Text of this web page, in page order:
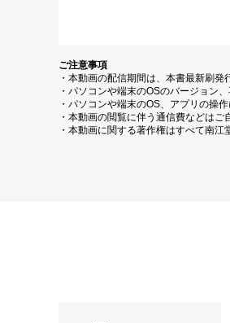
ご注意事項
・本動画の配信期間は、本書最新刷
・パソコンや端末のOSのバージョン
・パソコンや端末のOS、アプリの操
・本動画の閲覧に伴う通信費などはご
・本動画に関する著作権はすべて南